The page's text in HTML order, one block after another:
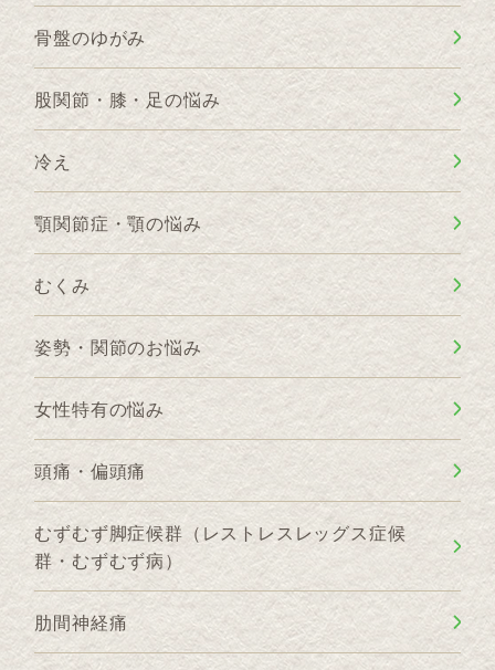
骨盤のゆがみ
股関節・膝・足の悩み
冷え
顎関節症・顎の悩み
むくみ
姿勢・関節のお悩み
女性特有の悩み
頭痛・偏頭痛
むずむず脚症候群（レストレスレッグス症候
群・むずむず病）
肋間神経痛